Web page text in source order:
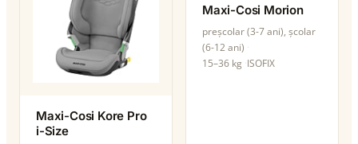
Maxi-Cosi Kore Pro
i-Size
Maxi-Cosi Morion
preșcolar (3-7 ani), școlar
(6-12 ani)
15–36 kg ISOFIX